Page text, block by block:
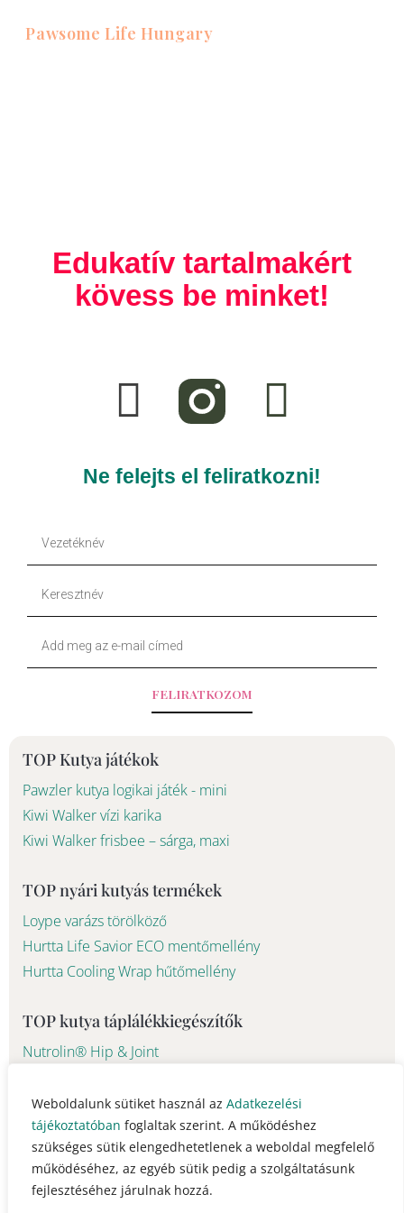
Weboldalunk sütiket használ az Adatkezelési
tájékoztatóban foglaltak szerint. A működéshez
szükséges sütik elengedhetetlenek a weboldal megfelelő
működéséhez, az egyéb sütik pedig a szolgáltatásunk
fejlesztéséhez járulnak hozzá.
Pawsome Life Hungary
Edukatív tartalmakért
kövess be minket!
a
c
e
o
o
k
f
i
k
t
k
Ne felejts el feliratkozni!
Vezetéknév
Keresztnév
Your
Email
FELIRATKOZOM
TOP Kutya játékok
Pawzler kutya logikai játék - mini
Kiwi Walker vízi karika
Kiwi Walker frisbee – sárga, maxi
TOP nyári kutyás termékek
Loype varázs törölköző
Hurtta Life Savior ECO mentőmellény
Hurtta Cooling Wrap hűtőmellény
TOP kutya táplálékkiegészítők
Nutrolin® Hip & Joint
© 2023 - 2026 Pawsome Life Hungary info@pawsomelife.hu